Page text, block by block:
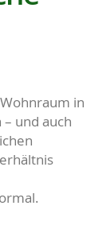
in
und auch